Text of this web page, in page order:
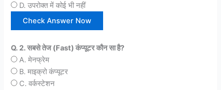
D. उपरोक्त में कोई भी नहीं
Q. 2. सबसे तेज (Fast) कंप्यूटर कौन सा है?
A. मेनफ्रेम
B. माइक्रो कंप्यूटर
C. वर्कस्टेशन